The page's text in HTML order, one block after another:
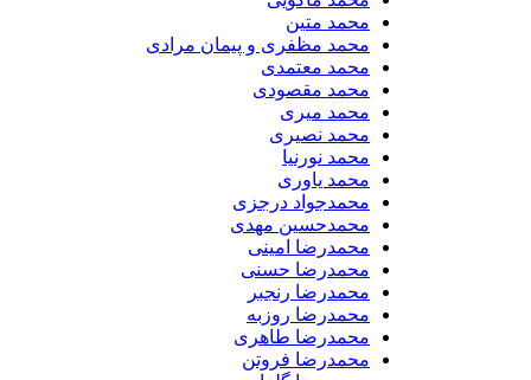
محمد متین
محمد مظفری و پیمان مرادی
محمد معتمدی
محمد مقصودی
محمد میری
محمد نصیری
محمد نورنیا
محمد یاوری
محمدجواد درجزی
محمدحسین مهدی
محمدرضا امینی
محمدرضا حسنی
محمدرضا رنجبر
محمدرضا روزبه
محمدرضا طاهری
محمدرضا فروتن